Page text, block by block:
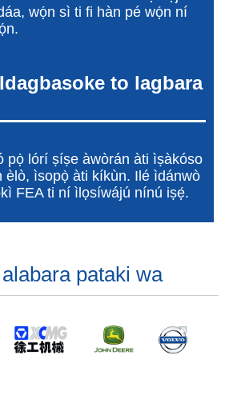
wọ́n sì ti fi hàn pé wọ́n ní
to lagbara
pọ̀ lórí ṣíṣe àwòrán àti ìṣàkóso
èlò, ìsopọ̀ àti kíkùn. Ilé ìdánwò
FEA ti ní ìlọsíwájú nínú iṣẹ́.
pataki wa